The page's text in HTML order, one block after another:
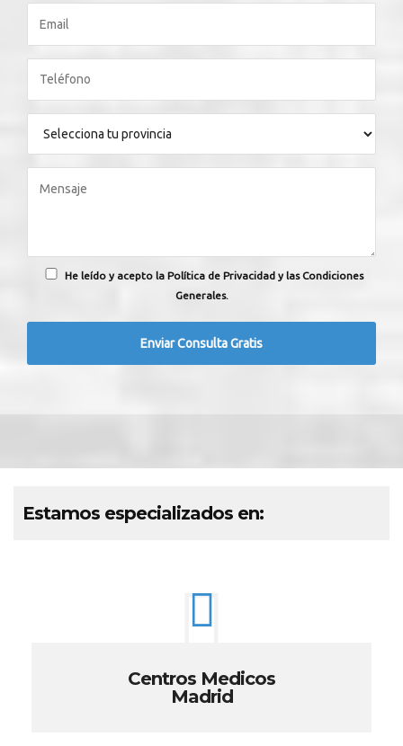
He leído y acepto la Política de Privacidad y las Condiciones
Generales.
Estamos especializados en:
Centros Medicos
Madrid